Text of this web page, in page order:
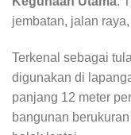
jembatan, jalan
Terkenal sebagai
digunakan di
panjang 12 meter
bangunan